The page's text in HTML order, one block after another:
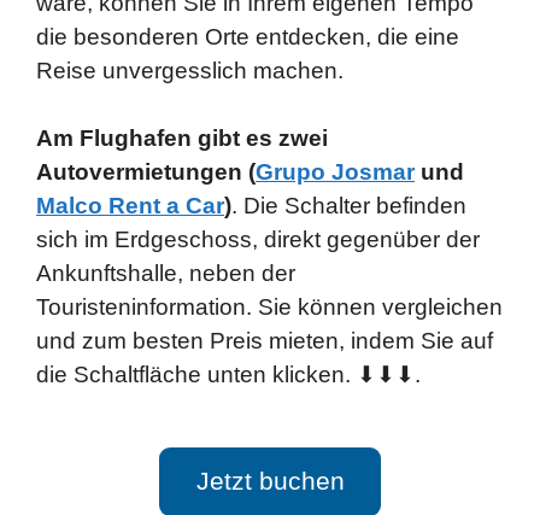
die besonderen Orte entdecken, die eine
Reise unvergesslich machen.
Am Flughafen gibt es zwei
Autovermietungen (Grupo Josmarund
Malco Rent a Car). Die Schalter befinden
sich im Erdgeschoss, direkt gegenüber der
Ankunftshalle, neben der
Touristeninformation. Sie können vergleichen
und zum besten Preis mieten, indem Sie auf
die Schaltfläche unten klicken. ⬇⬇⬇.
Jetzt buchen